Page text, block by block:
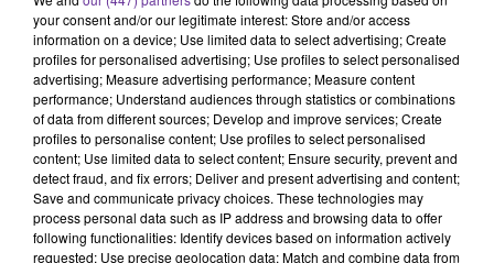
your consent and/or our legitimate interest: Store and/or access
information on a device; Use limited data to select advertising; Create
profiles for personalised advertising; Use profiles to select personalised
advertising; Measure advertising performance; Measure content
performance; Understand audiences through statistics or combinations
of data from different sources; Develop and improve services; Create
profiles to personalise content; Use profiles to select personalised
content; Use limited data to select content; Ensure security, prevent and
detect fraud, and fix errors; Deliver and present advertising and content;
Save and communicate privacy choices. These technologies may
process personal data such as IP address and browsing data to offer
following functionalities: Identify devices based on information actively
requested; Use precise geolocation data; Match and combine data from